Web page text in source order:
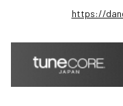
https://